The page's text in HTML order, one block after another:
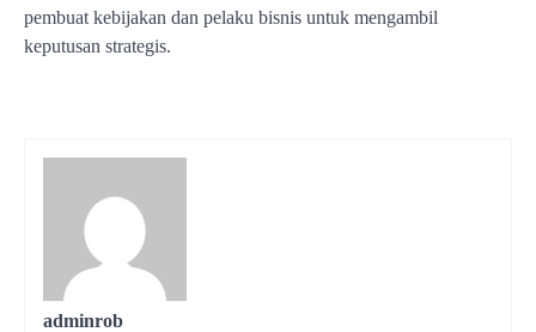
pembuat kebijakan dan pelaku bisnis untuk mengambil
keputusan strategis.
adminrob